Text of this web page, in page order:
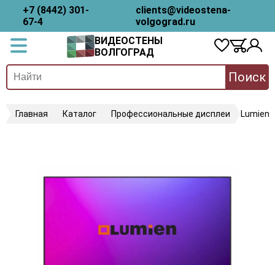
+7 (8442) 301-
67-4
clients@videostena-
volgograd.ru
ВИДЕОСТЕНЫ
ВОЛГОГРАД
Поиск
Главная Каталог Профессиональные дисплеи Lumien